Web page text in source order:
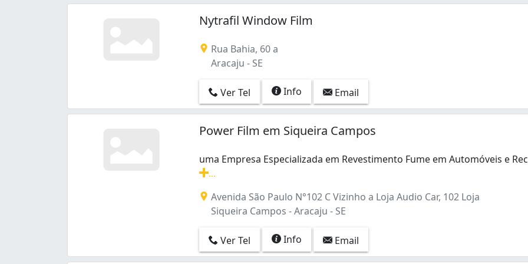
Nytrafil Window Film
Rua Bahia, 60 a
Aracaju - SE
Ver Tel Info Email
Power Film em Siqueira Campos
uma Empresa Especializada em Revestimento Fume em Automóveis e
Avenida São Paulo N°102 C Vizinho a Loja Audio Car, 102 Loja
Siqueira Campos - Aracaju - SE
Ver Tel Info Email